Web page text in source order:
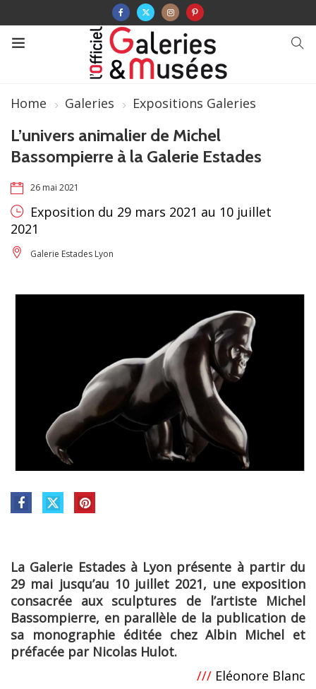
Home Galeries Expositions Galeries
L’univers animalier de Michel
Bassompierre à la Galerie Estades
26 mai 2021
Exposition du 29 mars 2021 au 10 juillet
2021
Galerie Estades Lyon
La Galerie Estades à Lyon présente à partir du
29 mai jusqu’au 10 juillet 2021, une exposition
consacrée aux sculptures de l’artiste Michel
Bassompierre, en parallèle de la publication de
sa monographie éditée chez Albin Michel et
préfacée par Nicolas Hulot.
/// Eléonore Blanc